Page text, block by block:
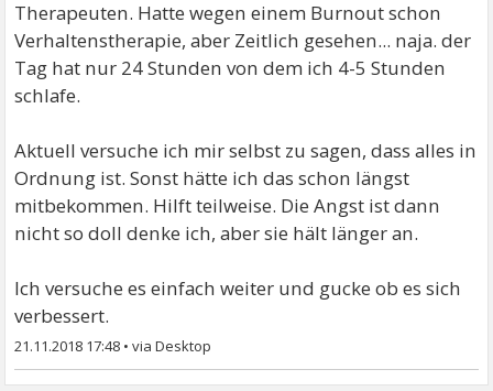
Therapeuten. Hatte wegen einem Burnout schon
Verhaltenstherapie, aber Zeitlich gesehen... naja. der
Tag hat nur 24 Stunden von dem ich 4-5 Stunden
schlafe.
Aktuell versuche ich mir selbst zu sagen, dass alles in
Ordnung ist. Sonst hätte ich das schon längst
mitbekommen. Hilft teilweise. Die Angst ist dann
nicht so doll denke ich, aber sie hält länger an.
Ich versuche es einfach weiter und gucke ob es sich
verbessert.
21.11.2018 17:48 •